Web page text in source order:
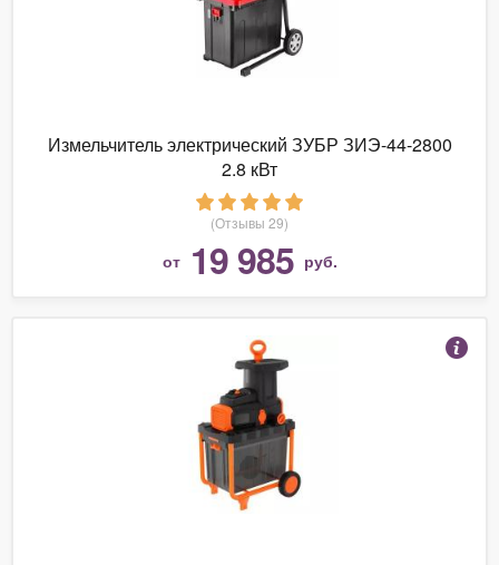
Измельчитель электрический ЗУБР ЗИЭ-44-2800
2.8 кВт
(Отзывы 29)
от 19 985 руб.